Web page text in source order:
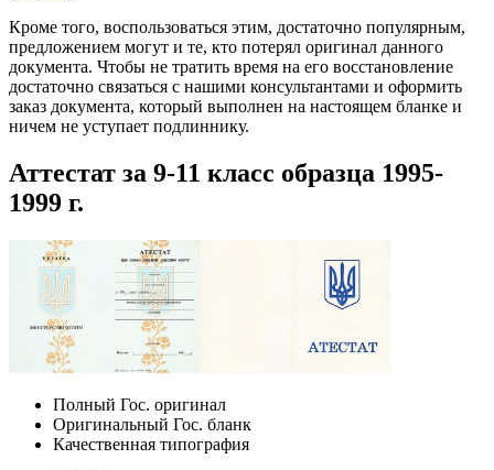
Кроме того, воспользоваться этим, достаточно популярным,
предложением могут и те, кто потерял оригинал данного
документа. Чтобы не тратить время на его восстановление
достаточно связаться с нашими консультантами и оформить
заказ документа, который выполнен на настоящем бланке и
ничем не уступает подлиннику.
Аттестат за 9-11 класс образца 1995-
1999 г.
Полный Гос. оригинал
Оригинальный Гос. бланк
Качественная типография